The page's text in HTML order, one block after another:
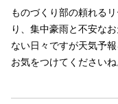
ものづくり部の頼れる
り、集中豪雨と不安な
ない日々ですが天気予
お気をつけてください